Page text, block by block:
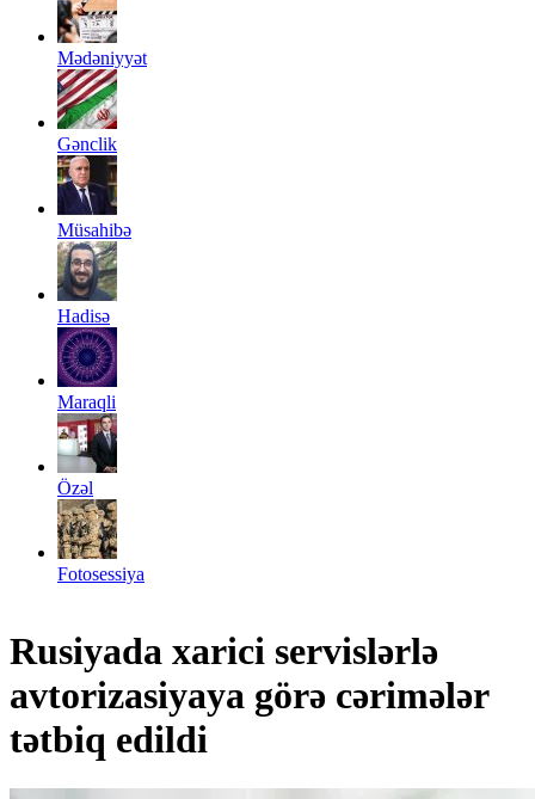
Mədəniyyət
Gənclik
Müsahibə
Hadisə
Maraqli
Özəl
Fotosessiya
Rusiyada xarici servislərlə
avtorizasiyaya görə cərimələr
tətbiq edildi